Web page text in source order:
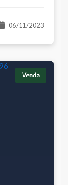
06/11/2023
Venda